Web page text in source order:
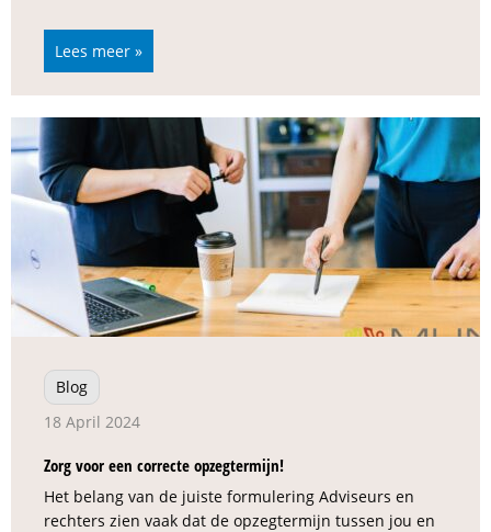
Lees meer »
Blog
18 April 2024
Zorg voor een correcte opzegtermijn!
Het belang van de juiste formulering Adviseurs en
rechters zien vaak dat de opzegtermijn tussen jou en